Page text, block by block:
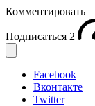
Комментировать
Подписаться 2
Facebook
Вконтакте
Twitter